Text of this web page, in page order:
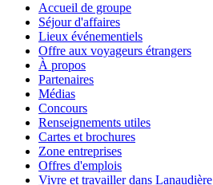
Accueil de groupe
Séjour d'affaires
Lieux événementiels
Offre aux voyageurs étrangers
À propos
Partenaires
Médias
Concours
Renseignements utiles
Cartes et brochures
Zone entreprises
Offres d'emplois
Vivre et travailler dans Lanaudière